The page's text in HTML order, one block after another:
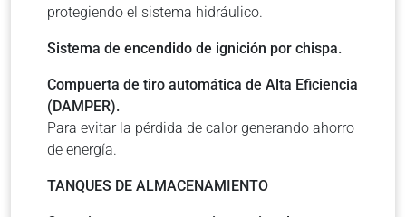
protegiendo el sistema hidráulico.
Sistema de encendido de ignición por chispa.
Compuerta de tiro automática de Alta Eficiencia
(DAMPER).
Para evitar la pérdida de calor generando ahorro
de energía.
TANQUES DE ALMACENAMIENTO